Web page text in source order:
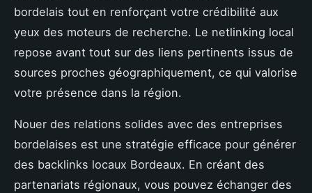
bordelais tout en renforçant votre crédibilité aux
yeux des moteurs de recherche. Le netlinking local
repose avant tout sur des liens pertinents issus de
sources proches géographiquement, ce qui valorise
votre présence dans la région.
Nouer des relations solides avec des entreprises
bordelaises est une stratégie efficace pour générer
des backlinks locaux Bordeaux. En créant des
partenariats régionaux, vous pouvez échanger des